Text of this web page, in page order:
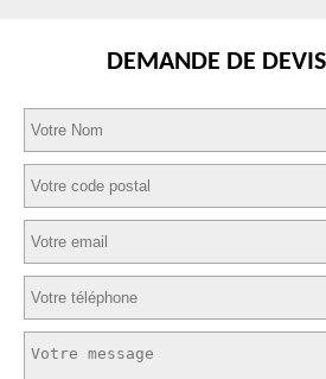
DEMANDE DE